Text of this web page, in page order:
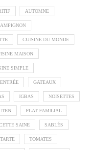
AUTOMNE
CUISINE DU MONDE
MAISON
SIMPLE
ENTRÉE GATEAUX
IGBAS NOISETTES
PLAT FAMILIAL
SAINE SABLÉS
TARTE TOMATES